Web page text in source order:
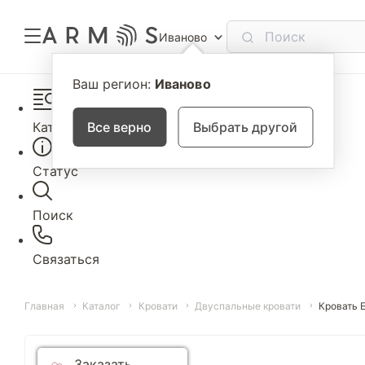
Иваново
Ваш регион: Иваново
Все верно Выбрать другой
Каталог
Статус
Поиск
Связаться
Главная Каталог Кровати Двуспальные кровати Кровать